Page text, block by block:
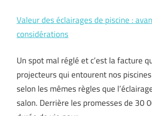
Valeur des éclairages de piscine :
considérations
Un spot mal réglé et c’est la facture
projecteurs qui entourent nos
selon les mêmes règles que
salon. Derrière les promesses de 30